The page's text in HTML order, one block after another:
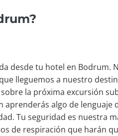
desde tu hotel en Bodrum.
lleguemos a nuestro
la próxima excursión
algo de lenguaje
Tu seguridad es nuestra
de respiración que harán